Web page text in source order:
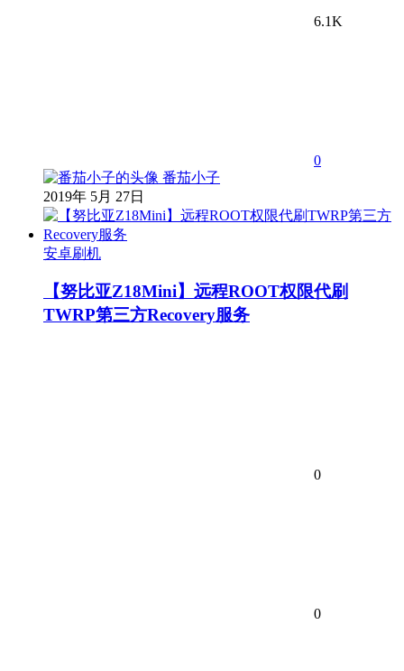
6.1K
0
番茄小子
2019年 5月 27日
安卓刷机
【努比亚Z18Mini】远程ROOT权限代刷
TWRP第三方Recovery服务
0
0